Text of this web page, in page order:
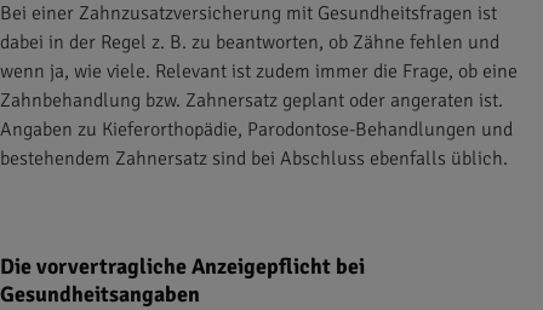
Bei einer Zahnzusatzversicherung mit Gesundheitsfragen ist
dabei in der Regel z. B. zu beantworten, ob Zähne fehlen und
wenn ja, wie viele. Relevant ist zudem immer die Frage, ob eine
Zahnbehandlung bzw. Zahnersatz geplant oder angeraten ist.
Angaben zu Kieferorthopädie, Parodontose-Behandlungen und
bestehendem Zahnersatz sind bei Abschluss ebenfalls üblich.
Die vorvertragliche Anzeigepflicht bei
Gesundheitsangaben